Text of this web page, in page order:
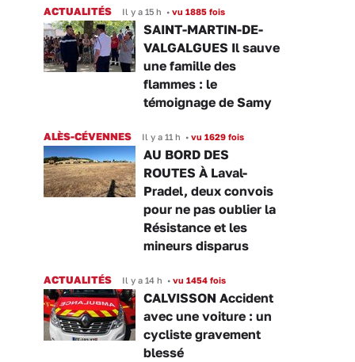
ACTUALITÉS Il y a 15 h • vu 1885 fois
SAINT-MARTIN-DE-
VALGALGUES Il sauve
une famille des
flammes : le
témoignage de Samy
ALÈS-CÉVENNES Il y a 11 h • vu 1629 fois
AU BORD DES
ROUTES À Laval-
Pradel, deux convois
pour ne pas oublier la
Résistance et les
mineurs disparus
ACTUALITÉS Il y a 14 h • vu 1454 fois
CALVISSON Accident
avec une voiture : un
cycliste gravement
blessé